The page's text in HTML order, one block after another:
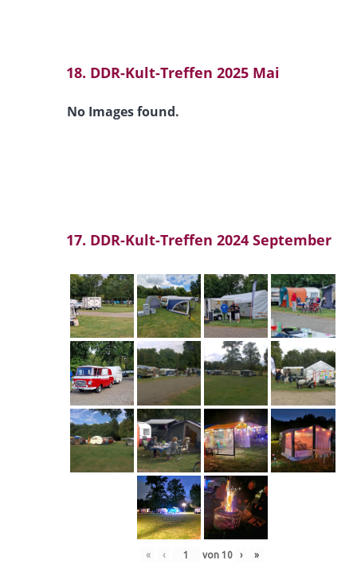
18. DDR-Kult-Treffen 2025 Mai
No Images found.
17. DDR-Kult-Treffen 2024 September
« ‹ von 10 › »